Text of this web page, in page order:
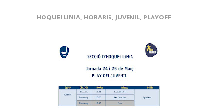
HOQUEI LINIA, HORARIS, JUVENIL, PLAYOFF